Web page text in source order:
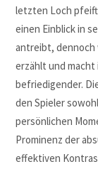
letzten Loch
einen Einblick in
antreibt, dennoch
erzählt und
befriedigender.
den Spieler
persönlichen
Prominenz der
effektiven